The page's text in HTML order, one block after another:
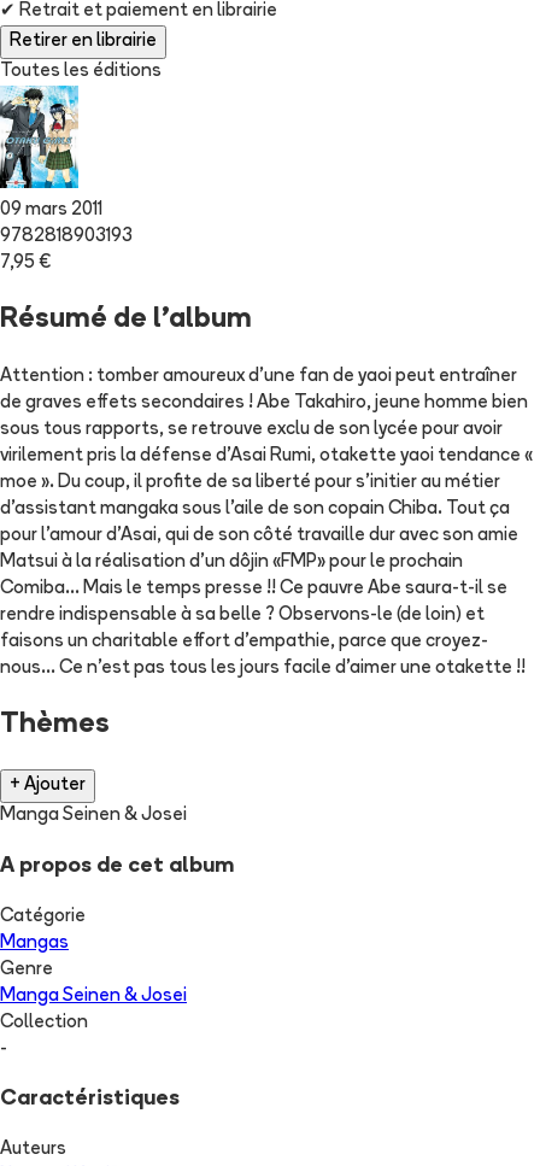
✔ Retrait et paiement en librairie
Retirer en librairie
Toutes les éditions
09 mars 2011
9782818903193
7,95 €
Résumé de l'album
Attention : tomber amoureux d'une fan de yaoi peut entraîner
de graves effets secondaires ! Abe Takahiro, jeune homme bien
sous tous rapports, se retrouve exclu de son lycée pour avoir
virilement pris la défense d'Asai Rumi, otakette yaoi tendance «
moe ». Du coup, il profite de sa liberté pour s'initier au métier
d'assistant mangaka sous l'aile de son copain Chiba. Tout ça
pour l'amour d'Asai, qui de son côté travaille dur avec son amie
Matsui à la réalisation d'un dôjin «FMP» pour le prochain
Comiba... Mais le temps presse !! Ce pauvre Abe saura-t-il se
rendre indispensable à sa belle ? Observons-le (de loin) et
faisons un charitable effort d'empathie, parce que croyez-
nous... Ce n'est pas tous les jours facile d'aimer une otakette !!
Thèmes
+ Ajouter
Manga Seinen & Josei
A propos de cet album
Catégorie
Mangas
Genre
Manga Seinen & Josei
Collection
-
Caractéristiques
Auteurs